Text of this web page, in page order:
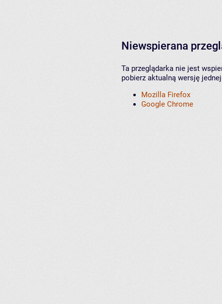
Niewspierana
Ta przeglądarka nie jest
pobierz aktualną wersję
Mozilla Firefox
Google Chrome